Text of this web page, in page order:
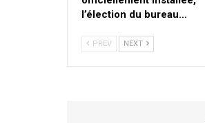
l’élection du bureau…
PREV NEXT